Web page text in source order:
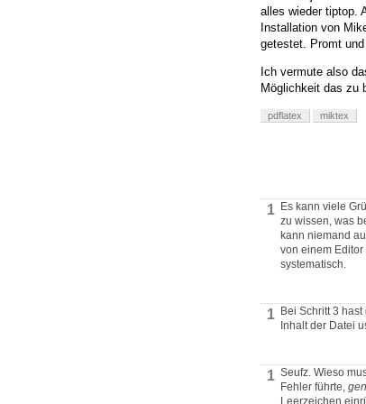
alles wieder tiptop.
Installation von
getestet. Promt
Ich vermute also
Möglichkeit das zu
pdflatex miktex
1 Es kann viele
zu wissen, was
kann niemand
von einem
systematisch.
1 Bei Schritt 3
Inhalt der Datei
1 Seufz. Wieso
Fehler führte,
Leerzeichen